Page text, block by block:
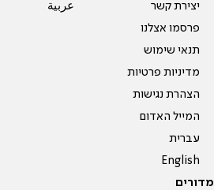
יצירת קשר
פרסמו אצלנו
תנאי שימוש
מדיניות פרטיות
הצהרת נגישות
המייל האדום
עברית
English
عربية
מדורים